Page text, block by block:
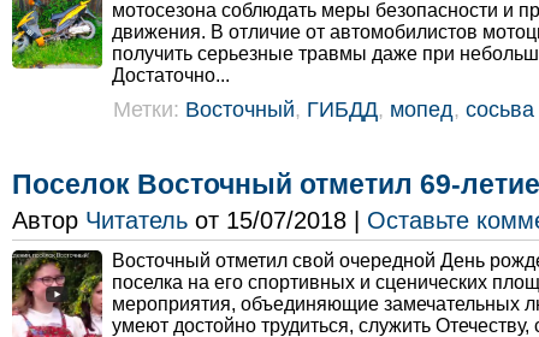
мотосезона соблюдать меры безопасности и
движения. В отличие от автомобилистов
получить серьезные травмы даже при
Достаточно...
Метки: Восточный, ГИБДД, мопед, сосьва
Поселок Восточный отметил 69-летие
Автор Читатель от 15/07/2018 | Оставьте
Восточный отметил свой очередной День
поселка на его спортивных и сценических
мероприятия, объединяющие замечательных
умеют достойно трудиться, служить Отечеству,